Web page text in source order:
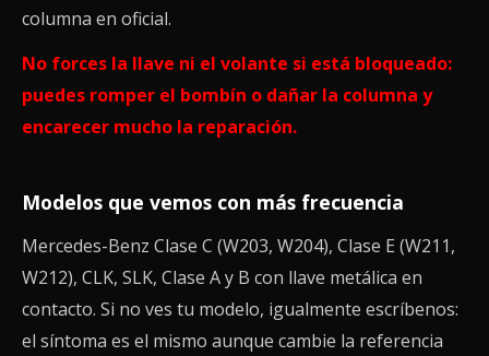
columna en oficial.
No forces la llave ni el volante si está bloqueado:
puedes romper el bombín o dañar la columna y
encarecer mucho la reparación.
Modelos que vemos con más frecuencia
Mercedes-Benz Clase C (W203, W204), Clase E (W211,
W212), CLK, SLK, Clase A y B con llave metálica en
contacto. Si no ves tu modelo, igualmente escríbenos:
el síntoma es el mismo aunque cambie la referencia